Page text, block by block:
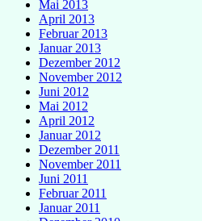
Mai 2013
April 2013
Februar 2013
Januar 2013
Dezember 2012
November 2012
Juni 2012
Mai 2012
April 2012
Januar 2012
Dezember 2011
November 2011
Juni 2011
Februar 2011
Januar 2011